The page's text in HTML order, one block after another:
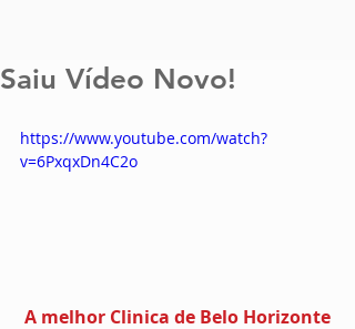
Saiu Vídeo Novo!
https://www.youtube.com/watch?
v=6PxqxDn4C2o